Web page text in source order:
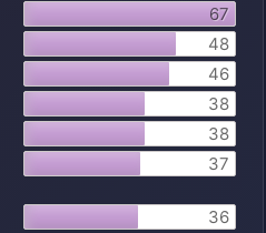
67
48
46
38
38
37
36